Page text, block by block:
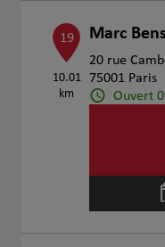
19
10.01
km
Marc
20 rue
75001 Paris
Ouvert